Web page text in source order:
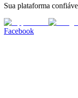
Sua plataforma
Facebook